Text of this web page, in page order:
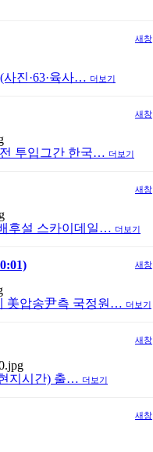
새창
진·63·육사… 더보기
새창
투입그간 한국… 더보기
새창
후설 스카이데일… 더보기
새창
美압송尹측 국정원… 더보기
새창
지시간) 출… 더보기
새창